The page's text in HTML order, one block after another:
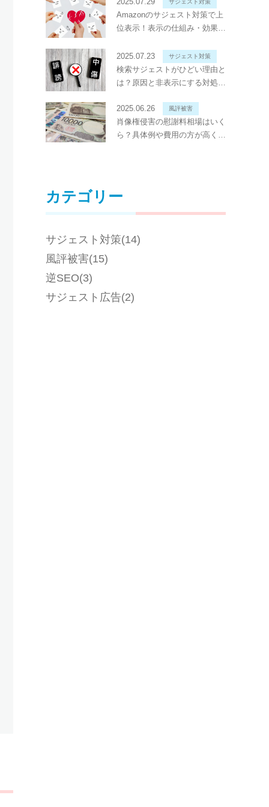
2025.07.29 サジェスト対策
Amazonのサジェスト対策で上
位表示！表示の仕組み・効果・
2025.07.23
サジェスト対策
検索サジェストがひどい理由と
は？原因と非表示にする対処法
2025.06.26
風評被害
肖像権侵害の慰謝料相場はいく
ら？具体例や費用の方が高くな
カテゴリー
サジェスト対策(14)
風評被害(15)
逆SEO(3)
サジェスト広告(2)